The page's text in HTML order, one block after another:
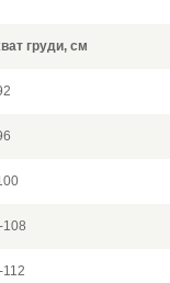
груди, см
108
112